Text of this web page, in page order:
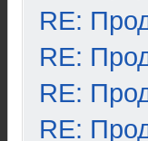
RE:
RE:
RE:
RE: